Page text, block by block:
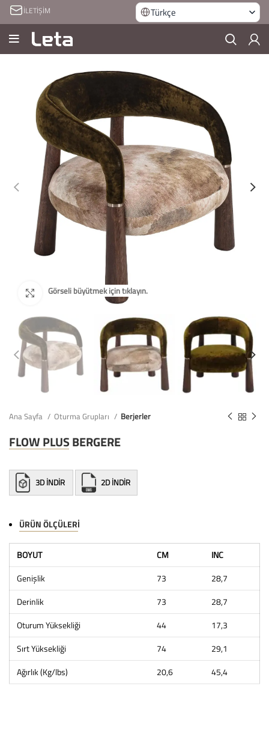
İLETİŞİM Türkçe
Ana Sayfa Oturma Grupları Berjerler
FLOW PLUS BERGERE
3D İNDİR 2D İNDİR
ÜRÜN ÖLÇÜLERI
BOYUT CM
INC
Genişlik
73
28,7
Derinlik
73
28,7
Oturum Yüksekliği
44
17,3
Sırt Yüksekliği
74
29,1
Ağırlık (Kg/lbs)
20,6 45,4